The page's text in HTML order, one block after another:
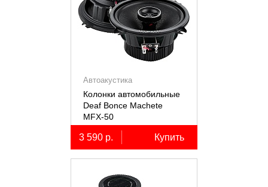
Автоакустика
Колонки автомобильные
Deaf Bonce Machete
MFX-50
3 590 р. Купить